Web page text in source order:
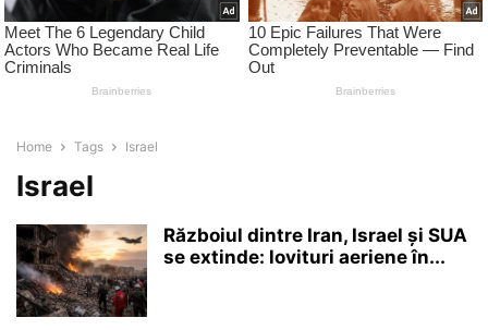
Home Tags Israel
Israel
Războiul dintre Iran, Israel și SUA
se extinde: lovituri aeriene în...